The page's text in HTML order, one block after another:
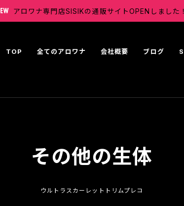
アロワナ専門店SISIKの通販サイトOPENしました！
TOP 全てのアロワナ 会社概要 ブログ
その他の生体
ウルトラスカーレットトリムプレコ